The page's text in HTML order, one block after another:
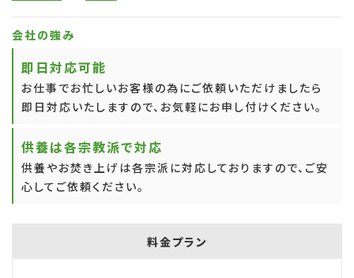
会社の強み
即日対応可能
お仕事でお忙しいお客様の為にご依頼いただけましたら
即日対応いたしますので、お気軽にお申し付けください。
供養は各宗教派で対応
供養やお焚き上げは各宗派に対応しておりますので、ご安
心してご依頼ください。
料金プラン